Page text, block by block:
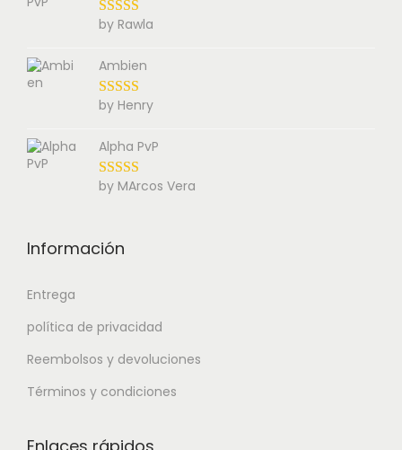
by Rawla
Ambien
by Henry
Alpha PvP
by MArcos Vera
Información
Entrega
política de privacidad
Reembolsos y devoluciones
Términos y condiciones